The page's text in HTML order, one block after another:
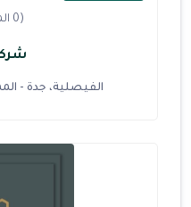
(0 المراجعات)
الفيصلية، جدة -